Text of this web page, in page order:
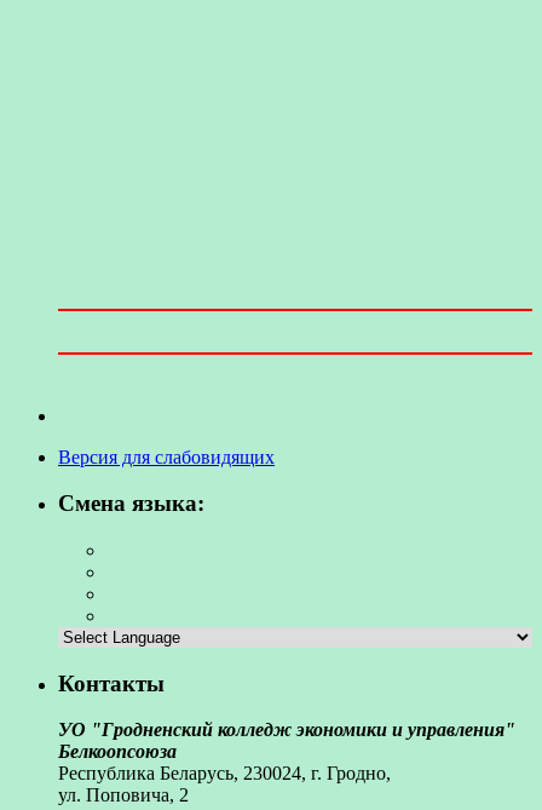
Версия для слабовидящих
Смена языка:
Контакты
УО "Гродненский колледж экономики и управления"
Белкоопсоюза
Республика Беларусь, 230024, г. Гродно,
ул. Поповича, 2